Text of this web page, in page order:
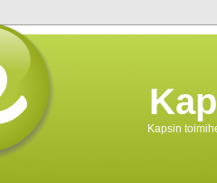
Kapsin